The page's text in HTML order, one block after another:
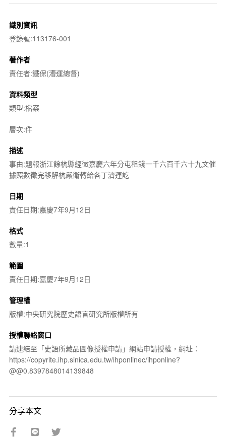
識別資訊
登錄號:113176-001
著作者
責任者:鐵保(漕運總督)
資料類型
類型:檔案
層次:件
描述
事由:題報浙江餘杭縣經徵嘉慶六年分屯租錢一千六百千六十九文催
據照數徵完移解杭嚴衛轉給各丁濟運訖
日期
責任日期:嘉慶7年9月12日
格式
數量:1
範圍
責任日期:嘉慶7年9月12日
管理權
版權:中央研究院歷史語言研究所版權所有
授權聯絡窗口
請連結至「史語所藏品圖像授權申請」網站申請授權，網址：
https://copyrite.ihp.sinica.edu.tw/ihponlinec/ihponline?
@@0.8397848014139848
分享本文